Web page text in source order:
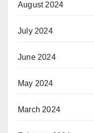
August 2024
July 2024
June 2024
May 2024
March 2024